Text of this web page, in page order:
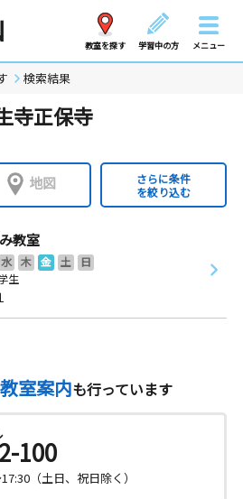
教室を探す 学習中の方 メニュー
検索結果
寺正保寺
地図
さらに条件
を絞り込む
教室
水 木 金 土
日
生
室案内も行っています
100
（土日、祝日除く）